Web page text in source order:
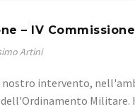
– IV
Artini
nostro intervento,
Militare.